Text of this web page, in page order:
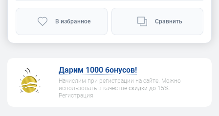
В избранное Сравнить
Дарим 1000 бонусов!
Начислим при регистрации на сайте. Можно
использовать в качестве скидки до 15%.
Регистрация